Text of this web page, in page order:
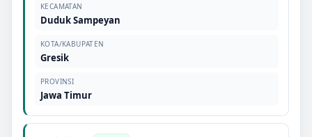
KECAMATAN
Duduk Sampeyan
KOTA/KABUPATEN
Gresik
PROVINSI
Jawa Timur